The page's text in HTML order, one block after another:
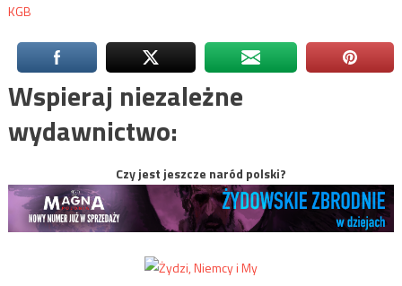
KGB
Wspieraj niezależne
wydawnictwo:
Czy jest jeszcze naród polski?